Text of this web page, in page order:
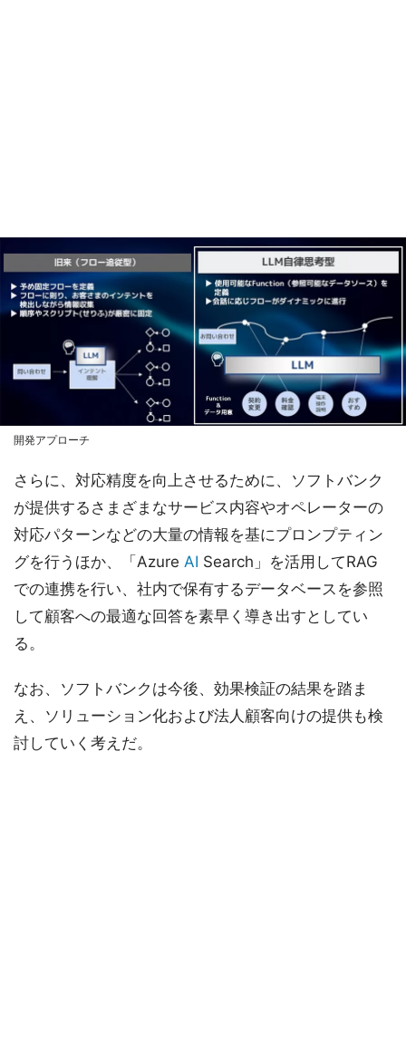
開発アプローチ
さらに、対応精度を向上させるために、ソフトバンク
が提供するさまざまなサービス内容やオペレーターの
対応パターンなどの大量の情報を基にプロンプティン
グを行うほか、「Azure AI Search」を活用してRAG
での連携を行い、社内で保有するデータベースを参照
して顧客への最適な回答を素早く導き出すとしてい
る。
なお、ソフトバンクは今後、効果検証の結果を踏ま
え、ソリューション化および法人顧客向けの提供も検
討していく考えだ。